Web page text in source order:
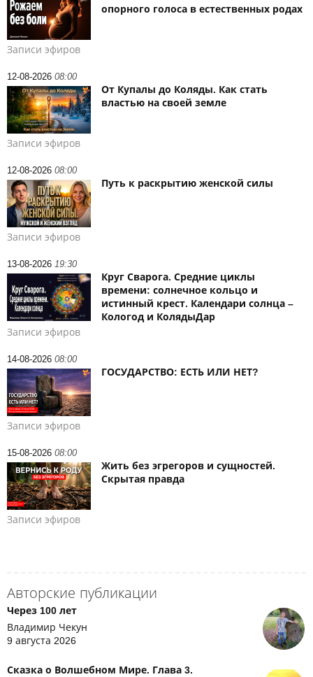
опорного голоса в естественных родах
Записи эфиров
12-08-2026 08:00
От Купалы до Коляды. Как стать
властью на своей земле
Записи эфиров
12-08-2026 08:00
Путь к раскрытию женской силы
Записи эфиров
13-08-2026 19:30
Круг Сварога. Средние циклы
времени: солнечное кольцо и
истинный крест. Календари солнца –
Кологод и КолядыДар
Записи эфиров
14-08-2026 08:00
ГОСУДАРСТВО: ЕСТЬ ИЛИ НЕТ?
Записи эфиров
15-08-2026 08:00
Жить без эгрегоров и сущностей.
Скрытая правда
Записи эфиров
Авторские публикации
Через 100 лет
Владимир Чекун
9 августа 2026
Сказка о Волшебном Мире. Глава 3.